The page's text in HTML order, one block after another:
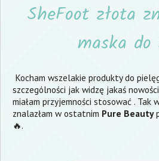
SheFoot złota
maska do
Kocham wszelakie produkty do
szczególności jak widzę jakaś
miałam przyjemności stosować . Tak
znalazłam w ostatnim Pure Beauty
🔥.